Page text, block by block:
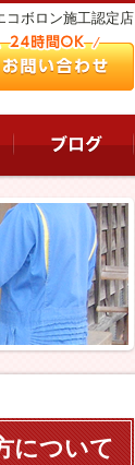
コボロン施工認定店
について